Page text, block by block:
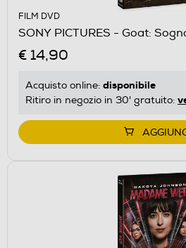
FILM DVD
SONY PICTURES - Goat:
€ 14,90
Acquisto online: disponibile
Ritiro in negozio in 30' gratuito: